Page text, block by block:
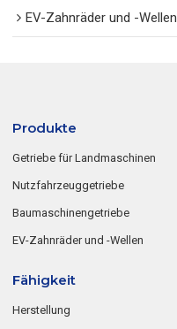
EV-Zahnräder und -Wellen
Produkte
Getriebe für Landmaschinen
Nutzfahrzeuggetriebe
Baumaschinengetriebe
EV-Zahnräder und -Wellen
Fähigkeit
Herstellung